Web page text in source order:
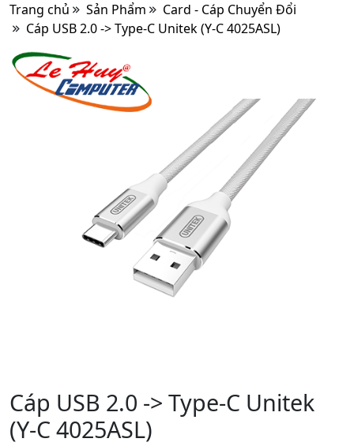
Trang chủ Sản Phẩm
Card - Cáp Chuyển Đổi
Cáp USB 2.0 -> Type-C Unitek (Y-C 4025ASL)
Cáp USB 2.0 -> Type-C Unitek
(Y-C 4025ASL)